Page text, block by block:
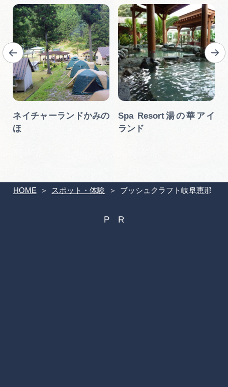
HOME スポット・体験 ブッシュクラフト岐阜恵那
ネイチャーランドかみの
ほ
Spa Resort湯の華アイ
ランド